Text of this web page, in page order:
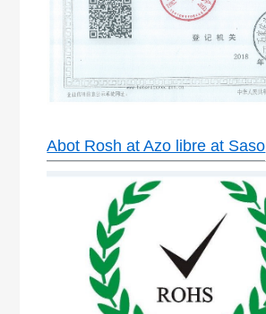
Abot Rosh at Azo libre at Saso